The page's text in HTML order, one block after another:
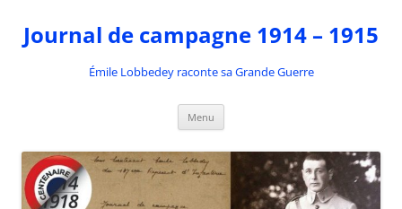
contenu
Journal de campagne 1914 – 1915
Émile Lobbedey raconte sa Grande Guerre
Menu